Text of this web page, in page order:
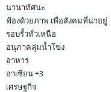
นานาทัศนะ
ฟ้องด้วยภาพ เพื่อสังคมที่น่าอยู่
รอบรั้วทั่วเหนือ
อนุภาคลุ่มน้ำโขง
อาหาร
อาเซียน +3
เศรษฐกิจ